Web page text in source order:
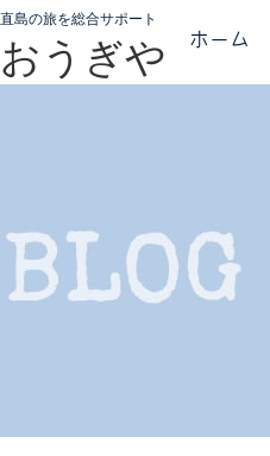
直島の旅を総合サポート
おうぎや ホーム